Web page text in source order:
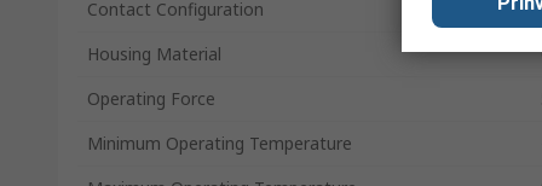
Contact Configuration
Housing Material
Operating Force
Minimum Operating Temperature